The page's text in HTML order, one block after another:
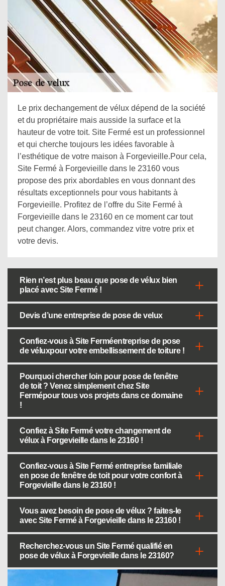
Le prix dechangement de vélux dépend de la société
et du propriétaire mais ausside la surface et la
hauteur de votre toit. Site Fermé est un professionnel
et qui cherche toujours les idées favorable à
l’esthétique de votre maison à Forgevieille.Pour cela,
Site Fermé à Forgevieille dans le 23160 vous
propose des prix abordables en vous donnant des
résultats exceptionnels pour vous habitants à
Forgevieille. Profitez de l’offre du Site Fermé à
Forgevieille dans le 23160 en ce moment car tout
peut changer. Alors, commandez vitre votre prix et
votre devis.
Rien n’est plus beau que pose de vélux bien
placé avec Site Fermé !
Devis d’une entreprise de pose de velux
Confiez-vous à Site Ferméentreprise de pose
de véluxpour votre embellissement de toiture !
Pourquoi chercher loin pour pose de fenêtre
de toit ? Venez simplement chez Site
Fermépour tous vos projets dans ce domaine
!
Confiez à Site Fermé votre changement de
vélux à Forgevieille dans le 23160 !
Confiez-vous à Site Fermé entreprise familiale
en pose de fenêtre de toit pour votre confort à
Forgevieille dans le 23160 !
Vous avez besoin de pose de vélux ? faites-le
avec Site Fermé à Forgevieille dans le 23160 !
Recherchez-vous un Site Fermé qualifié en
pose de vélux à Forgevieille dans le 23160?